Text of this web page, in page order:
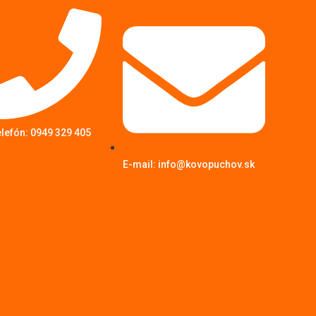
0949 329 405
E-mail: info@kovopuchov.sk